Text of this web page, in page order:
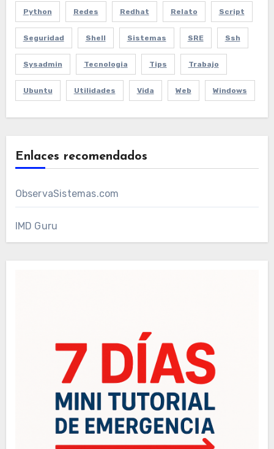
Python Redes Redhat Relato Script
Seguridad Shell Sistemas SRE Ssh
Sysadmin Tecnologia Tips Trabajo
Ubuntu Utilidades Vida Web Windows
Enlaces recomendados
ObservaSistemas.com
IMD Guru